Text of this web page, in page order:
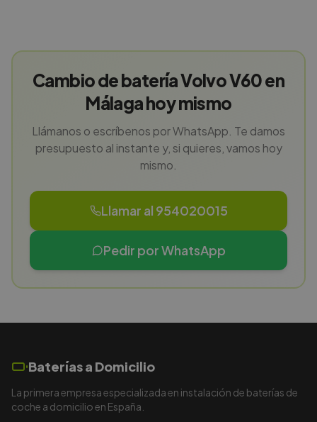
Cambio de batería Volvo V60 en
Málaga hoy mismo
Llámanos o escríbenos por WhatsApp. Te damos
presupuesto al instante y, si quieres, vamos hoy
mismo.
Llamar al 954020015
Pedir por WhatsApp
Baterías a Domicilio
La primera empresa especializada en instalación de baterías de
coche a domicilio en España.